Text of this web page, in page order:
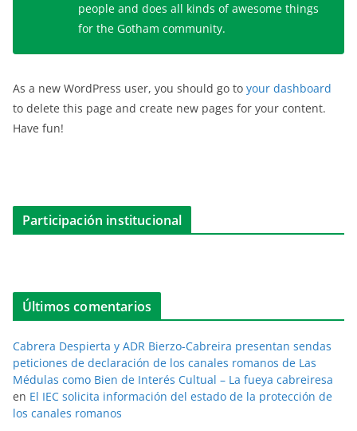
people and does all kinds of awesome things
for the Gotham community.
As a new WordPress user, you should go to your dashboard
to delete this page and create new pages for your content.
Have fun!
Participación institucional
Últimos comentarios
Cabrera Despierta y ADR Bierzo-Cabreira presentan sendas
peticiones de declaración de los canales romanos de Las
Médulas como Bien de Interés Cultual – La fueya cabreiresa
en El IEC solicita información del estado de la protección de
los canales romanos